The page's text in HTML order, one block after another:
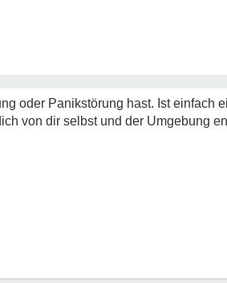
oder Panikstörung hast. Ist einfach
von dir selbst und der Umgebung